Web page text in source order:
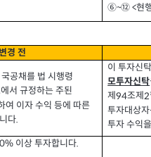
⑥~⑫ <현
변경 전
공채를 법 시행령
서 규정하는 주된
여 이자 수익 등에 따른
다.
이 투자신
모투자신탁
제94조제2
투자대상
투자 수익
이상 투자합니다.